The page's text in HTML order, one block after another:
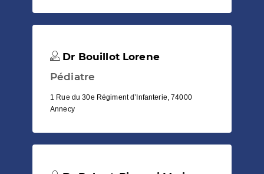
Dr Bouillot Lorene
Pédiatre
1 Rue du 30e Régiment d’Infanterie, 74000
Annecy